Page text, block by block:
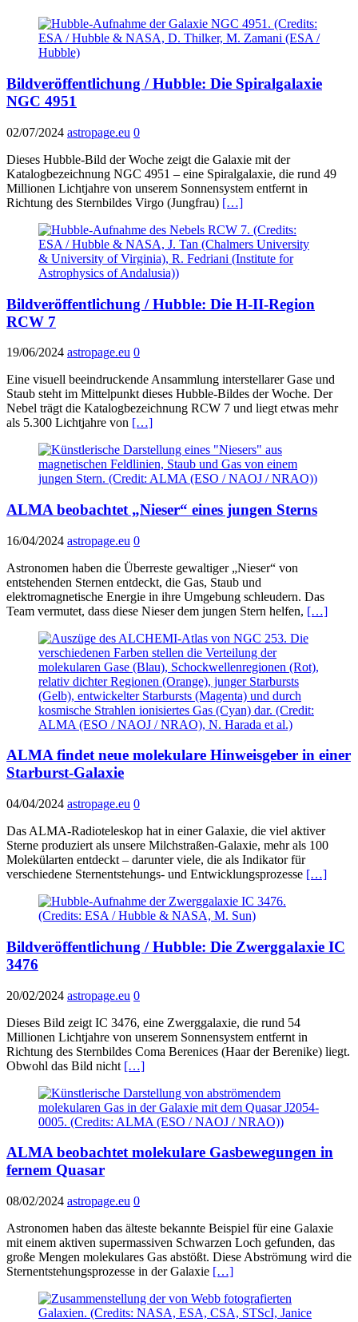
Bildveröffentlichung / Hubble: Die Spiralgalaxie
NGC 4951
02/07/2024 astropage.eu 0
Dieses Hubble-Bild der Woche zeigt die Galaxie mit der
Katalogbezeichnung NGC 4951 – eine Spiralgalaxie, die rund 49
Millionen Lichtjahre von unserem Sonnensystem entfernt in
Richtung des Sternbildes Virgo (Jungfrau) […]
Bildveröffentlichung / Hubble: Die H-II-Region
RCW 7
19/06/2024 astropage.eu 0
Eine visuell beeindruckende Ansammlung interstellarer Gase und
Staub steht im Mittelpunkt dieses Hubble-Bildes der Woche. Der
Nebel trägt die Katalogbezeichnung RCW 7 und liegt etwas mehr
als 5.300 Lichtjahre von […]
ALMA beobachtet „Nieser“ eines jungen Sterns
16/04/2024 astropage.eu 0
Astronomen haben die Überreste gewaltiger „Nieser“ von
entstehenden Sternen entdeckt, die Gas, Staub und
elektromagnetische Energie in ihre Umgebung schleudern. Das
Team vermutet, dass diese Nieser dem jungen Stern helfen, […]
ALMA findet neue molekulare Hinweisgeber in einer
Starburst-Galaxie
04/04/2024 astropage.eu 0
Das ALMA-Radioteleskop hat in einer Galaxie, die viel aktiver
Sterne produziert als unsere Milchstraßen-Galaxie, mehr als 100
Molekülarten entdeckt – darunter viele, die als Indikator für
verschiedene Sternentstehungs- und Entwicklungsprozesse […]
Bildveröffentlichung / Hubble: Die Zwerggalaxie IC
3476
20/02/2024 astropage.eu 0
Dieses Bild zeigt IC 3476, eine Zwerggalaxie, die rund 54
Millionen Lichtjahre von unserem Sonnensystem entfernt in
Richtung des Sternbildes Coma Berenices (Haar der Berenike) liegt.
Obwohl das Bild nicht […]
ALMA beobachtet molekulare Gasbewegungen in
fernem Quasar
08/02/2024 astropage.eu 0
Astronomen haben das älteste bekannte Beispiel für eine Galaxie
mit einem aktiven supermassiven Schwarzen Loch gefunden, das
große Mengen molekulares Gas abstößt. Diese Abströmung wird die
Sternentstehungsprozesse in der Galaxie […]